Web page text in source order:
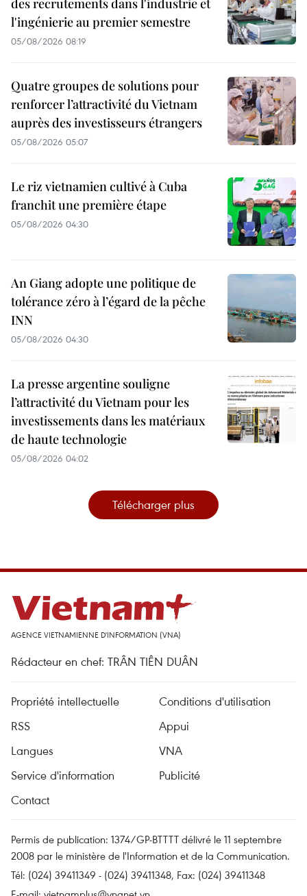
des recrutements dans l'industrie et
l'ingénierie au premier semestre
05/08/2026 08:19
Quatre groupes de solutions pour
renforcer l’attractivité du Vietnam
auprès des investisseurs étrangers
05/08/2026 05:07
Le riz vietnamien cultivé à Cuba
franchit une première étape
05/08/2026 04:30
An Giang adopte une politique de
tolérance zéro à l’égard de la pêche
INN
05/08/2026 04:30
La presse argentine souligne
l’attractivité du Vietnam pour les
investissements dans les matériaux
de haute technologie
05/08/2026 04:02
Télécharger plus
AGENCE VIETNAMIENNE D'INFORMATION (VNA)
Rédacteur en chef: TRÂN TIÊN DUÂN
Propriété intellectuelle
Conditions d'utilisation
RSS
Appui
Langues
VNA
Service d'information
Publicité
Contact
Permis de publication: 1374/GP-BTTTT délivré le 11 septembre
2008 par le ministère de l'Information et de la Communication.
Tél: (024) 39411349 - (024) 39411348, Fax: (024) 39411348